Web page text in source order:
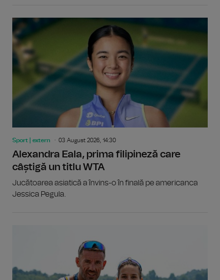
Sport | extern 03 August 2026, 14:30
Alexandra Eala, prima filipineză care
câștigă un titlu WTA
Jucătoarea asiatică a învins-o în finală pe americanca
Jessica Pegula.